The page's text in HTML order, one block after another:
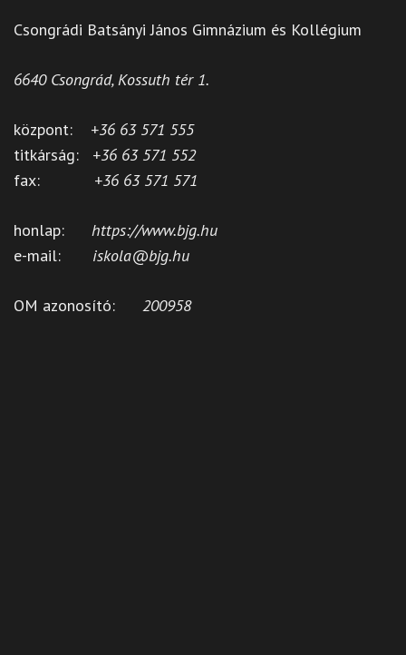
Csongrádi Batsányi János Gimnázium és Kollégium
6640 Csongrád, Kossuth tér 1.
központ: +36 63 571 555
titkárság: +36 63 571 552
fax: +36 63 571 571
honlap: https://www.bjg.hu
e-mail: iskola@bjg.hu
OM azonosító: 200958